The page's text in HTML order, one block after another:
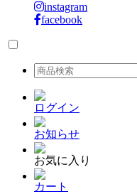
instagram
facebook
ログイン
お知らせ
お気に入り
カート